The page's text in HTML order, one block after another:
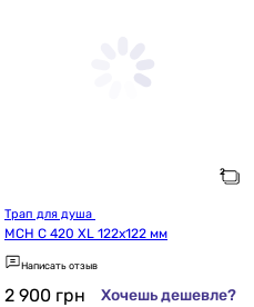
MCH C 420 XL 122x122 мм
Написать отзыв
2 900 грн Хочешь дешевле?